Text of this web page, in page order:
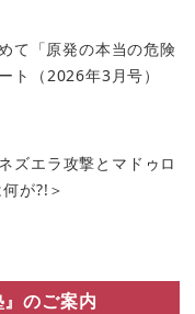
て「原発の本当の危険
ト（2026年3月号）
ズエラ攻撃とマドゥロ
が?!＞
』のご案内